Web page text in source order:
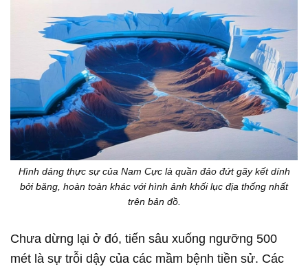
Hình dáng thực sự của Nam Cực là quần đảo đứt gãy kết dính
bởi băng, hoàn toàn khác với hình ảnh khối lục địa thống nhất
trên bản đồ.
Chưa dừng lại ở đó, tiến sâu xuống ngưỡng 500
mét là sự trỗi dậy của các mầm bệnh tiền sử. Các